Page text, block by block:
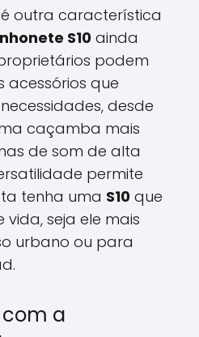
outra característica
S10 ainda
podem
acessórios que
desde
caçamba mais
de som de alta
permite
tenha uma S10 que
vida, seja ele mais
urbano ou para
a